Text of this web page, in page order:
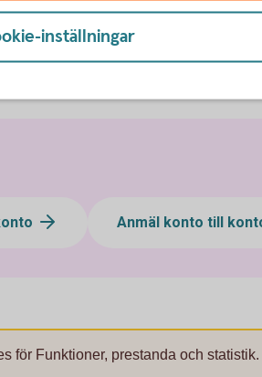
Anmäl konto till
för Funktioner, prestanda och statistik.
inställningar